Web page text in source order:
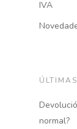
IVA
normal?